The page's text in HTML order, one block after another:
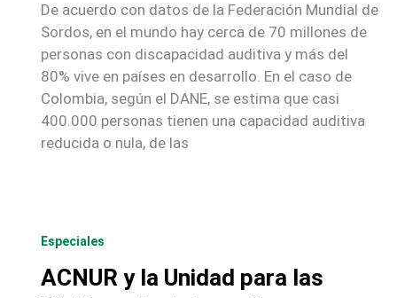
De acuerdo con datos de la Federación Mundial de
Sordos, en el mundo hay cerca de 70 millones de
personas con discapacidad auditiva y más del
80% vive en países en desarrollo. En el caso de
Colombia, según el DANE, se estima que casi
400.000 personas tienen una capacidad auditiva
reducida o nula, de las
Especiales
ACNUR y la Unidad para las